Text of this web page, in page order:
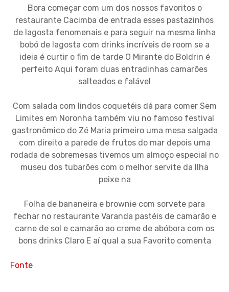
Bora começar com um dos nossos favoritos o
restaurante Cacimba de entrada esses pastazinhos
de lagosta fenomenais e para seguir na mesma linha
bobó de lagosta com drinks incríveis de room se a
ideia é curtir o fim de tarde O Mirante do Boldrin é
perfeito Aqui foram duas entradinhas camarões
salteados e falável
Com salada com lindos coquetéis dá para comer Sem
Limites em Noronha também viu no famoso festival
gastronômico do Zé Maria primeiro uma mesa salgada
com direito a parede de frutos do mar depois uma
rodada de sobremesas tivemos um almoço especial no
museu dos tubarões com o melhor servite da Ilha
peixe na
Folha de bananeira e brownie com sorvete para
fechar no restaurante Varanda pastéis de camarão e
carne de sol e camarão ao creme de abóbora com os
bons drinks Claro E aí qual a sua Favorito comenta
Fonte